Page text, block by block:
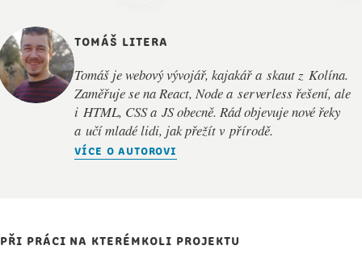
tomáš litera
Tomáš je webový vývojář, kajakář a skaut z Kolína.
Zaměřuje se na React, Node a serverless řešení, ale
i HTML, CSS a JS obecně. Rád objevuje nové řeky
a učí mladé lidi, jak přežít v přírodě.
více o autorovi
Při práci na kterémkoli projektu